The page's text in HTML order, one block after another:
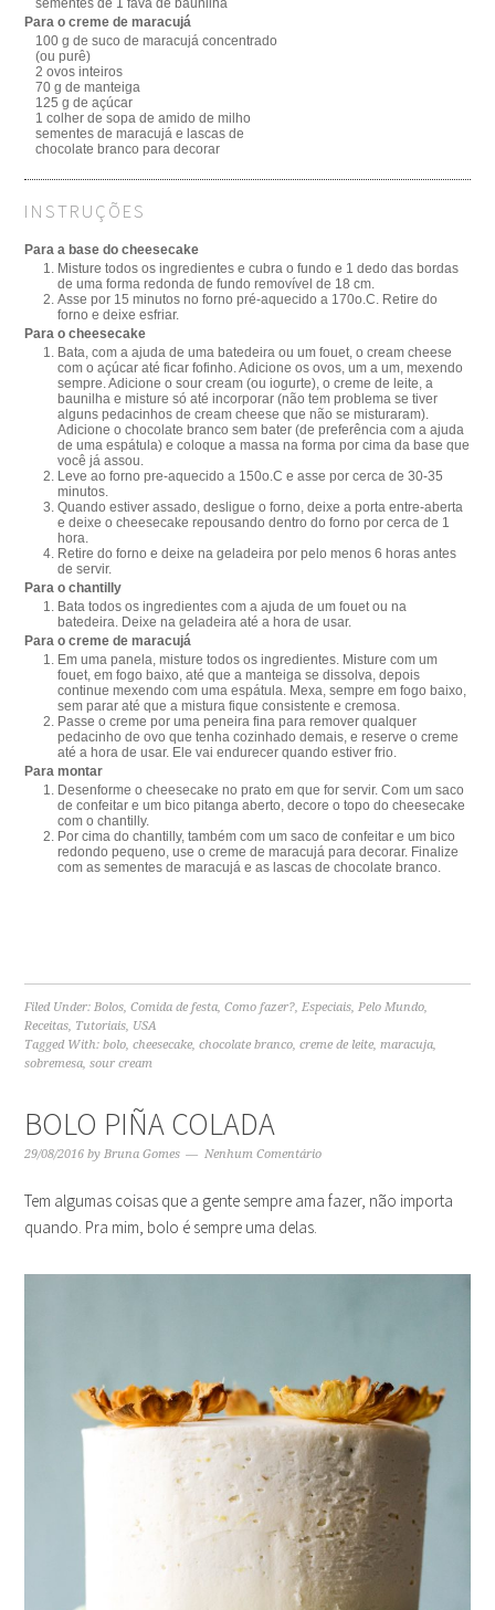
sementes de 1 fava de baunilha
Para o creme de maracujá
100 g de suco de maracujá concentrado
(ou purê)
2 ovos inteiros
70 g de manteiga
125 g de açúcar
1 colher de sopa de amido de milho
sementes de maracujá e lascas de
chocolate branco para decorar
INSTRUÇÕES
Para a base do cheesecake
Misture todos os ingredientes e cubra o fundo e 1 dedo das bordas
de uma forma redonda de fundo removível de 18 cm.
Asse por 15 minutos no forno pré-aquecido a 170o.C. Retire do
forno e deixe esfriar.
Para o cheesecake
Bata, com a ajuda de uma batedeira ou um fouet, o cream cheese
com o açúcar até ficar fofinho. Adicione os ovos, um a um, mexendo
sempre. Adicione o sour cream (ou iogurte), o creme de leite, a
baunilha e misture só até incorporar (não tem problema se tiver
alguns pedacinhos de cream cheese que não se misturaram).
Adicione o chocolate branco sem bater (de preferência com a ajuda
de uma espátula) e coloque a massa na forma por cima da base que
você já assou.
Leve ao forno pre-aquecido a 150o.C e asse por cerca de 30-35
minutos.
Quando estiver assado, desligue o forno, deixe a porta entre-aberta
e deixe o cheesecake repousando dentro do forno por cerca de 1
hora.
Retire do forno e deixe na geladeira por pelo menos 6 horas antes
de servir.
Para o chantilly
Bata todos os ingredientes com a ajuda de um fouet ou na
batedeira. Deixe na geladeira até a hora de usar.
Para o creme de maracujá
Em uma panela, misture todos os ingredientes. Misture com um
fouet, em fogo baixo, até que a manteiga se dissolva, depois
continue mexendo com uma espátula. Mexa, sempre em fogo baixo,
sem parar até que a mistura fique consistente e cremosa.
Passe o creme por uma peneira fina para remover qualquer
pedacinho de ovo que tenha cozinhado demais, e reserve o creme
até a hora de usar. Ele vai endurecer quando estiver frio.
Para montar
Desenforme o cheesecake no prato em que for servir. Com um saco
de confeitar e um bico pitanga aberto, decore o topo do cheesecake
com o chantilly.
Por cima do chantilly, também com um saco de confeitar e um bico
redondo pequeno, use o creme de maracujá para decorar. Finalize
com as sementes de maracujá e as lascas de chocolate branco.
Filed Under: Bolos ,Comida de festa ,Como fazer? Especiais Pelo Mundo
Receitas Tutoriais USA
Tagged With:bolo ,cheesecake ,chocolate branco ,creme de leite maracuja
sobremesa ,sour cream
BOLO PIÑA COLADA
29/08/2016 by Bruna Gomes Nenhum Comentário
Tem algumas coisas que a gente sempre ama fazer, não importa
quando. Pra mim, bolo é sempre uma delas.